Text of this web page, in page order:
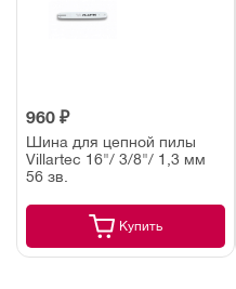
960 ₽
Шина для цепной пилы
Villartec 16"/ 3/8"/ 1,3 мм
56 зв.
Купить